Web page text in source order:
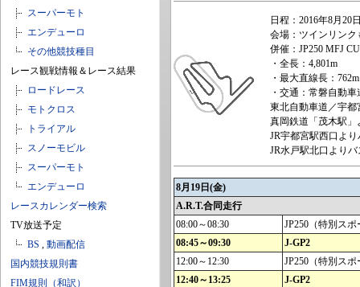
スーパーモト
エンデューロ
その他競技種目
レース観戦情報＆レース結果
ロードレース
モトクロス
トライアル
スノーモビル
スーパーモト
エンデューロ
レースカレンダー検索
TV放送予定
BS , 動画配信
国内競技規則書
FIM規則（和訳）
日程：2016年8月20
会場：ツインリンク
併催：JP250 MFJ
・全長：4,801m
・最大直線長：762m
・交通：常磐自動
東北自動車道／宇都
真岡鉄道「茂木駅」
JR宇都宮駅西口よ
JR水戸駅北口より
8月19日(金)
A.R.T.合同走行
08:00～08:30
JP250（特別ス
08:45～09:30
J-GP2
12:00～12:30
JP250（特別ス
12:40～13:25
J-GP2